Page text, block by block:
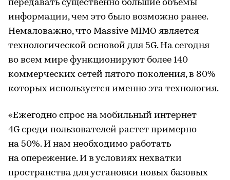
передавать существенно большие объемы
информации, чем это было возможно ранее.
Немаловажно, что Massive MIMO является
технологической основой для 5G. На сегодня
во всем мире функционируют более 140
коммерческих сетей пятого поколения, в 80%
которых используется именно эта технология.
«Ежегодно спрос на мобильный интернет
4G среди пользователей растет примерно
на 50%. И нам необходимо работать
на опережение. И в условиях нехватки
пространства для установки новых базовых